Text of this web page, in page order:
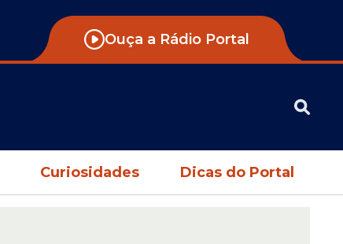
Ouça a Rádio Portal
Curiosidades Dicas do Portal